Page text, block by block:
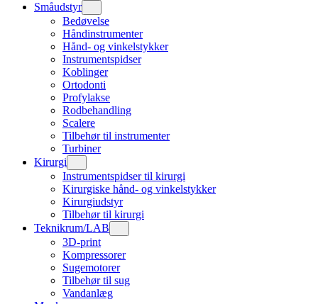
Småudstyr
Bedøvelse
Håndinstrumenter
Hånd- og vinkelstykker
Instrumentspidser
Koblinger
Ortodonti
Profylakse
Rodbehandling
Scalere
Tilbehør til instrumenter
Turbiner
Kirurgi
Instrumentspidser til kirurgi
Kirurgiske hånd- og vinkelstykker
Kirurgiudstyr
Tilbehør til kirurgi
Teknikrum/LAB
3D-print
Kompressorer
Sugemotorer
Tilbehør til sug
Vandanlæg